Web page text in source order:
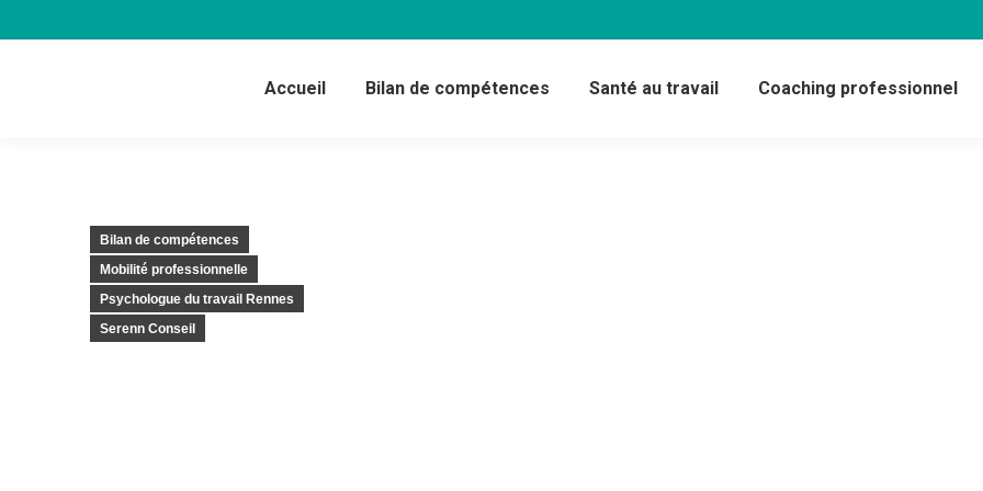
Accueil Bilan de compétences Santé au travail Coaching professionnel
Bilan de compétences
Mobilité professionnelle
Psychologue du travail Rennes
Serenn Conseil